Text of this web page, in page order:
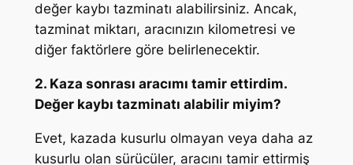
değer kaybı tazminatı alabilirsiniz. Ancak,
tazminat miktarı, aracınızın kilometresi ve
diğer faktörlere göre belirlenecektir.
2. Kaza sonrası aracımı tamir ettirdim.
Değer kaybı tazminatı alabilir miyim?
Evet, kazada kusurlu olmayan veya daha az
kusurlu olan sürücüler, aracını tamir ettirmiş